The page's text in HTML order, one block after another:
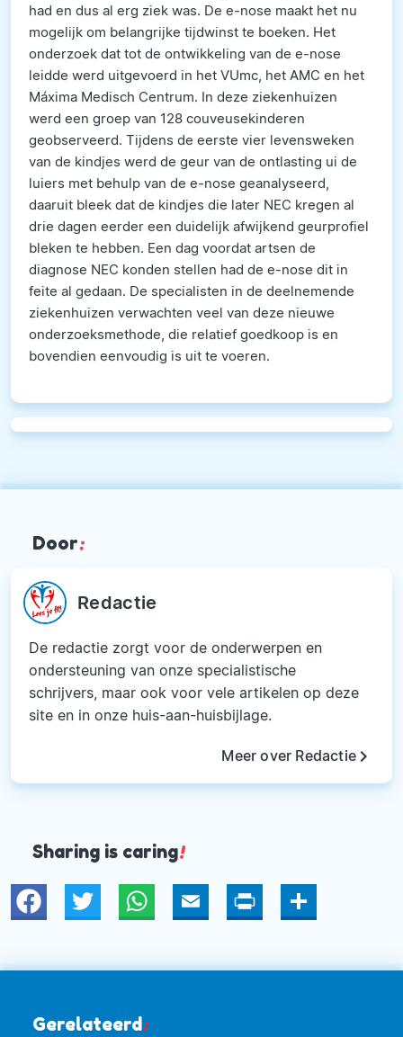
had en dus al erg ziek was. De e-nose maakt het nu
mogelijk om belangrijke tijdwinst te boeken. Het
onderzoek dat tot de ontwikkeling van de e-nose
leidde werd uitgevoerd in het VUmc, het AMC en het
Máxima Medisch Centrum. In deze ziekenhuizen
werd een groep van 128 couveusekinderen
geobserveerd. Tijdens de eerste vier levensweken
van de kindjes werd de geur van de ontlasting ui de
luiers met behulp van de e-nose geanalyseerd,
daaruit bleek dat de kindjes die later NEC kregen al
drie dagen eerder een duidelijk afwijkend geurprofiel
bleken te hebben. Een dag voordat artsen de
diagnose NEC konden stellen had de e-nose dit in
feite al gedaan. De specialisten in de deelnemende
ziekenhuizen verwachten veel van deze nieuwe
onderzoeksmethode, die relatief goedkoop is en
bovendien eenvoudig is uit te voeren.
Door:
Redactie
De redactie zorgt voor de onderwerpen en
ondersteuning van onze specialistische
schrijvers, maar ook voor vele artikelen op deze
site en in onze huis-aan-huisbijlage.
Meer over Redactiekeyboard_arrow_right
Sharing is caring!
Twitter WhatsAppEmail Print Deel
Gerelateerd: